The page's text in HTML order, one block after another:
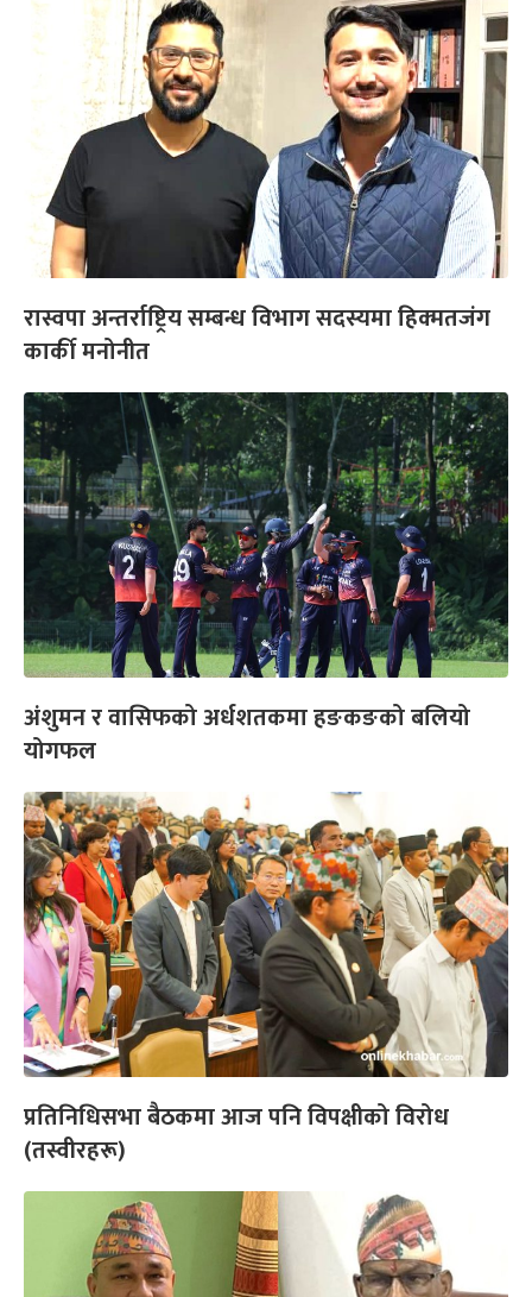
रास्वपा अन्तर्राष्ट्रिय सम्बन्ध विभाग सदस्यमा हिक्मतजंग
कार्की मनोनीत
अंशुमन र वासिफको अर्धशतकमा हङकङको बलियो
योगफल
प्रतिनिधिसभा बैठकमा आज पनि विपक्षीको विरोध
(तस्वीरहरू)